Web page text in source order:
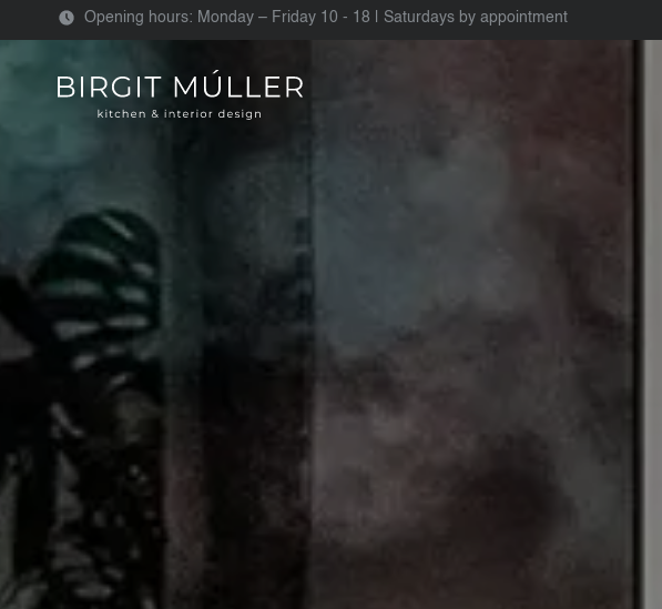
Opening hours: Monday – Friday 10 - 18 | Saturdays by appointment